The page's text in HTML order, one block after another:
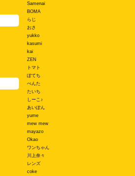
Samenai
BOMA
らじ
おさ
yukko
kasumi
kai
ZEN
トマト
ぽてち
ぺんた
たいち
しーこ♪
あいぽん
yume
mew mew
mayazo
Okao
ワンちゃん
川上奈々
レンズ
coke